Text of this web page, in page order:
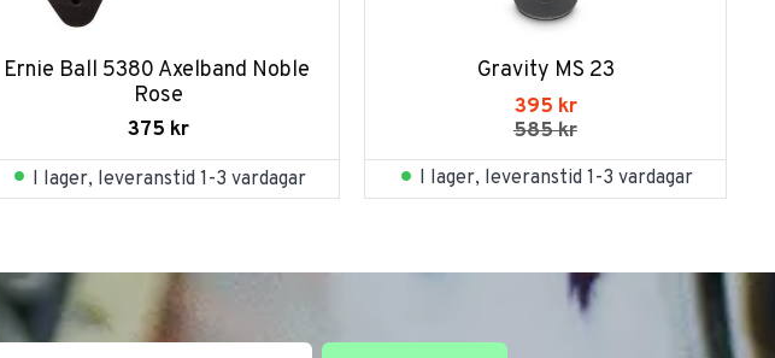
Ernie Ball 5380 Axelband Noble
Rose
375 kr
I lager, leveranstid 1-3 vardagar
Gravity MS 23
395 kr
585kr
I lager, leveranstid 1-3 vardagar